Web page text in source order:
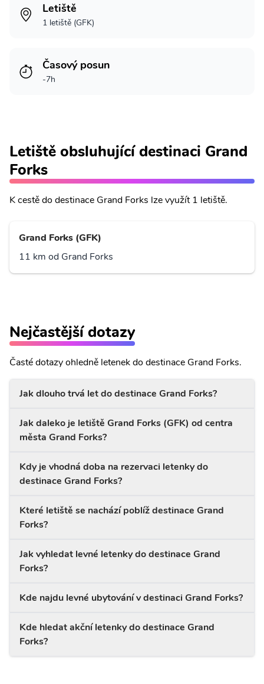
Letiště
1 letiště (GFK)
Časový posun
-7h
Letiště obsluhující destinaci Grand
Forks
K cestě do destinace Grand Forks lze využít 1 letiště.
Grand Forks (GFK)
11 km od Grand Forks
Nejčastější dotazy
Časté dotazy ohledně letenek do destinace Grand Forks.
Jak dlouho trvá let do destinace Grand Forks?
Jak daleko je letiště Grand Forks (GFK) od centra
města Grand Forks?
Kdy je vhodná doba na rezervaci letenky do
destinace Grand Forks?
Které letiště se nachází poblíž destinace Grand
Forks?
Jak vyhledat levné letenky do destinace Grand
Forks?
Kde najdu levné ubytování v destinaci Grand Forks?
Kde hledat akční letenky do destinace Grand
Forks?